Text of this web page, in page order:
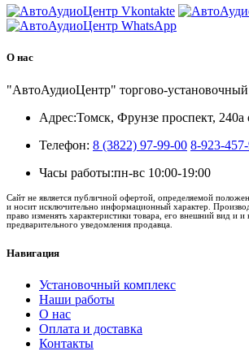
О нас
"АвтоАудиоЦентр" торгово-
Адрес:Томск, Фрунзе проспект, 240а
Телефон: 8 (3822) 97-99-00 8-923-
Часы работы:пн-вс 10:00-19:00
Сайт не является публичной офертой, определяемой
и носит исключительно информационный характер.
право изменять характеристики товара, его внешний вид и и
предварительного уведомления продавца.
Навигация
Установочный комплекс
Наши работы
О нас
Оплата и доставка
Контакты